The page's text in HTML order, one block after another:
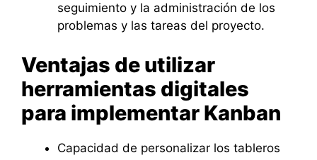
seguimiento y la administración de los
problemas y las tareas del proyecto.
Ventajas de utilizar
herramientas digitales
para implementar Kanban
Capacidad de personalizar los tableros